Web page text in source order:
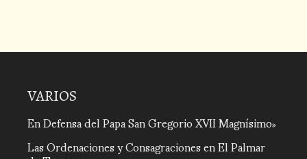
VARIOS
En Defensa del Papa San Gregorio XVII Magnísimo
Las Ordenaciones y Consagraciones en El Palmar